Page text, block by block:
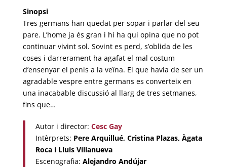
Sinopsi
Tres germans han quedat per sopar i parlar del seu
pare. L’home ja és gran i hi ha qui opina que no pot
continuar vivint sol. Sovint es perd, s’oblida de les
coses i darrerament ha agafat el mal costum
d’ensenyar el penis a la veïna. El que havia de ser un
agradable vespre entre germans es converteix en
una inacabable discussió al llarg de tres setmanes,
fins que…
Autor i director: Cesc Gay
Intèrprets: Pere Arquillué, Cristina Plazas, Àgata
Roca i Lluís Villanueva
Escenografia: Alejandro Andújar